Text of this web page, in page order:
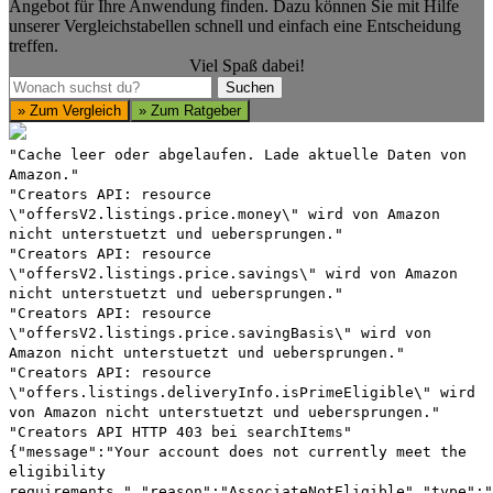
Angebot für Ihre Anwendung finden. Dazu können Sie mit Hilfe
unserer Vergleichstabellen schnell und einfach eine Entscheidung
treffen.
Viel Spaß dabei!
Suchen
Suchen
» Zum Vergleich
» Zum Ratgeber
"Cache leer oder abgelaufen. Lade aktuelle Daten von
Amazon."
"Creators API: resource
\"offersV2.listings.price.money\" wird von Amazon
nicht unterstuetzt und uebersprungen."
"Creators API: resource
\"offersV2.listings.price.savings\" wird von Amazon
nicht unterstuetzt und uebersprungen."
"Creators API: resource
\"offersV2.listings.price.savingBasis\" wird von
Amazon nicht unterstuetzt und uebersprungen."
"Creators API: resource
\"offers.listings.deliveryInfo.isPrimeEligible\" wird
von Amazon nicht unterstuetzt und uebersprungen."
"Creators API HTTP 403 bei searchItems"
{"message":"Your account does not currently meet the
eligibility